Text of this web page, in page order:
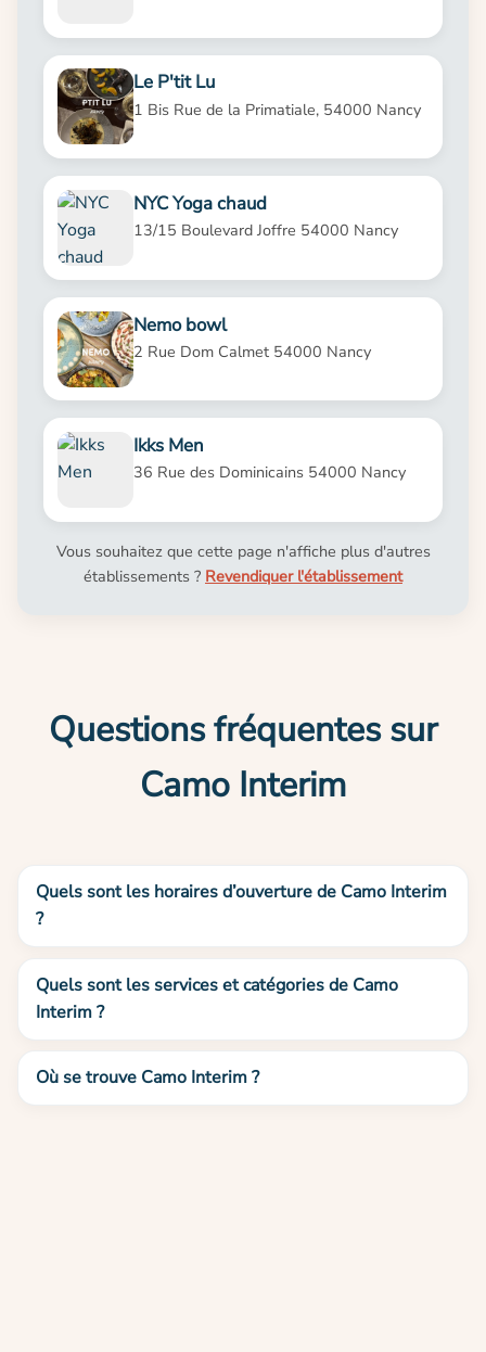
Le P'tit Lu
1 Bis Rue de la Primatiale, 54000 Nancy
NYC Yoga chaud
13/15 Boulevard Joffre 54000 Nancy
Nemo bowl
2 Rue Dom Calmet 54000 Nancy
Ikks Men
36 Rue des Dominicains 54000 Nancy
Vous souhaitez que cette page n'affiche plus d'autres
établissements ? Revendiquer l'établissement
Questions fréquentes sur
Camo Interim
Quels sont les horaires d’ouverture de Camo Interim
?
Quels sont les services et catégories de Camo
Interim ?
Où se trouve Camo Interim ?